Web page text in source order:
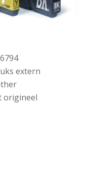
extern
origineel